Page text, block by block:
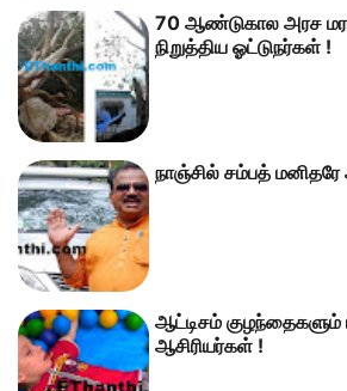
70 ஆண்டுகால அரச
நிறுத்திய ஓட்டுநர்கள் !
நாஞ்சில் சம்பத்
ஆட்டிசம் குழந்தைகளும்
ஆசிரியர்கள் !